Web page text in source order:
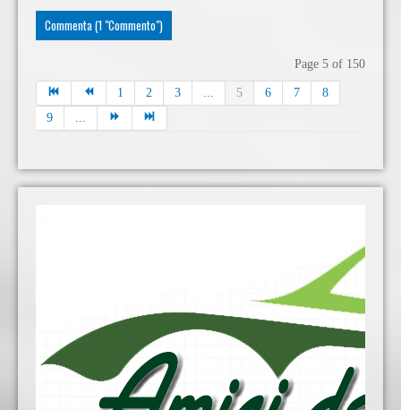
Commenta (1 "Commento")
Page 5 of 150
1 2 3 ... 5 6 7
8
9
...